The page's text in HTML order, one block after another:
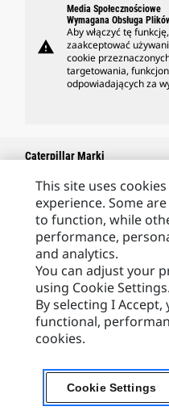
warning
Media Społecznościowe
Wymagana Obsługa
Aby włączyć tę
zaakceptować
cookie
targetowania,
odpowiadających za
Caterpillar Marki
Caterpillar.com
Caterpillar Kontakt
Caterpillar Kontakt
Moje Preferencje Marketingowe
Site Map
Legal
Privacy
This site uses
experience. Some
to function, while
performance,
and analytics.
You can adjust your
using Cookie Settings.
By selecting I
functional,
cookies.
Cookie Settings